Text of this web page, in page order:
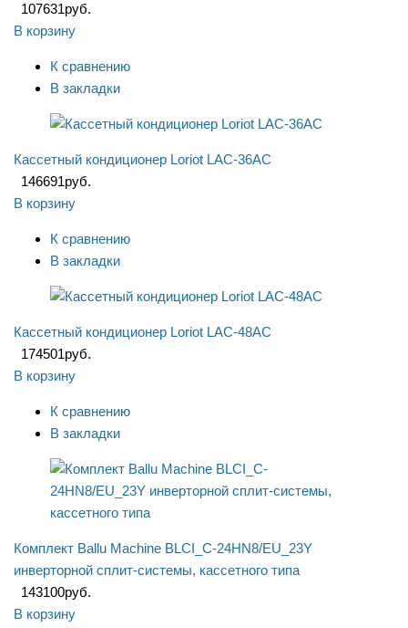
107631руб.
В корзину
К сравнению
В закладки
Кассетный кондиционер Loriot LAC-36AC
146691руб.
В корзину
К сравнению
В закладки
Кассетный кондиционер Loriot LAC-48AC
174501руб.
В корзину
К сравнению
В закладки
Комплект Ballu Machine BLCI_C-24HN8/EU_23Y
инверторной сплит-системы, кассетного типа
143100руб.
В корзину